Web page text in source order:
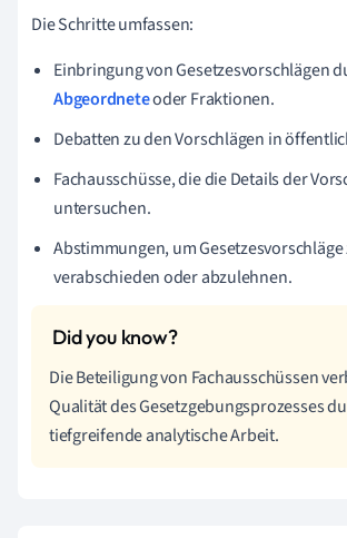
Die Schritte umfassen:
Einbringung von Gesetzesvorschlägen
Abgeordneteoder Fraktionen.
Debatten zu den Vorschlägen in
Fachausschüsse, die die Details der
untersuchen.
Abstimmungen, um Gesetzesvorschläge
verabschieden oder abzulehnen.
Die Beteiligung von Fachausschüssen
Qualität des Gesetzgebungsprozesses
tiefgreifende analytische Arbeit.